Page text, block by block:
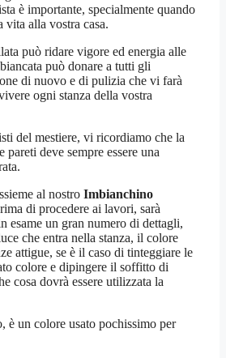
è importante, specialmente quando
vita alla vostra casa.
può ridare vigore ed energia alle
può donare a tutti gli
di nuovo e di pulizia che vi farà
ogni stanza della vostra
del mestiere, vi ricordiamo che la
pareti deve sempre essere una
al nostro Imbianchino
di procedere ai lavori, sarà
esame un gran numero di dettagli,
che entra nella stanza, il colore
attigue, se è il caso di tinteggiare le
colore e dipingere il soffitto di
cosa dovrà essere utilizzata la
è un colore usato pochissimo per